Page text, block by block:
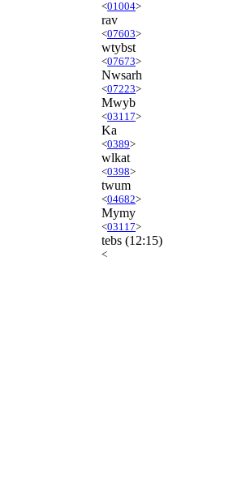
<01004>
rav
<07603>
wtybst
<07673>
Nwsarh
<07223>
Mwyb
<03117>
Ka
<0389>
wlkat
<0398>
twum
<04682>
Mymy
<03117>
tebs (12:15)
<